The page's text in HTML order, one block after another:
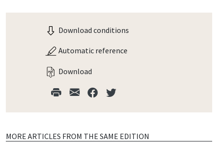
Download conditions
Automatic reference
Download
MORE ARTICLES FROM THE SAME EDITION